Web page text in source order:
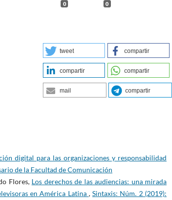
0 0
tweet compartir
compartir compartir
mail compartir
digital para las organizaciones y responsabilidad
de la Facultad de Comunicación
Flores, Los derechos de las audiencias: una mirada
en América Latina ,Sintaxis: Núm. 2 (2019):